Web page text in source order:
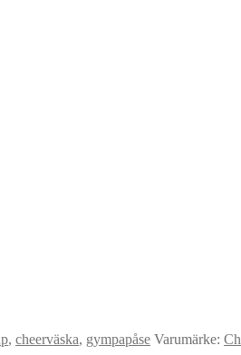
, cheerväska, gympapåse Varumärke: